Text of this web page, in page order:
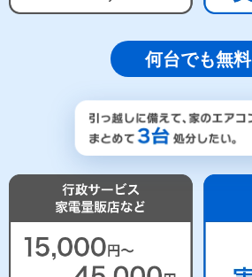
何台でも無料